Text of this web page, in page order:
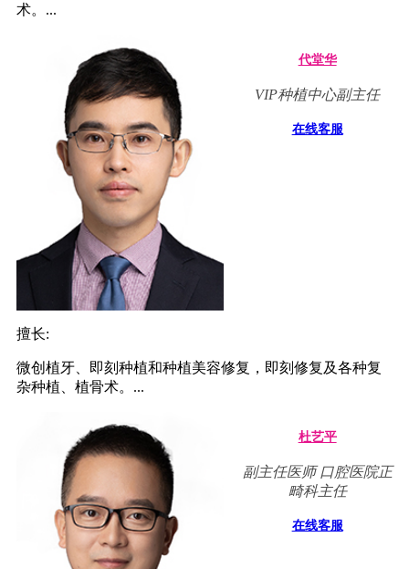
术。...
代堂华
VIP种植中心副主任
在线客服
擅长:
微创植牙、即刻种植和种植美容修复，即刻修复及各种复
杂种植、植骨术。...
杜艺平
副主任医师 口腔医院正
畸科主任
在线客服